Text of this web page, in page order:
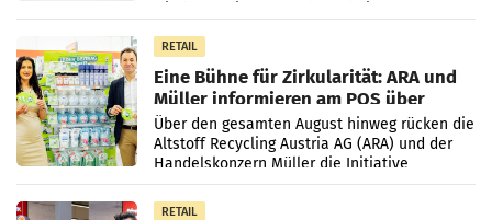
RETAIL
Eine Bühne für Zirkularität: ARA und
Müller informieren am POS über
Kreislauffähigkeit
Über den gesamten August hinweg rücken die
Altstoff Recycling Austria AG (ARA) und der
Handelskonzern Müller die Initiative
„Kreislauf-Helden“ in allen österreichischen
Müller-Filialen
RETAIL